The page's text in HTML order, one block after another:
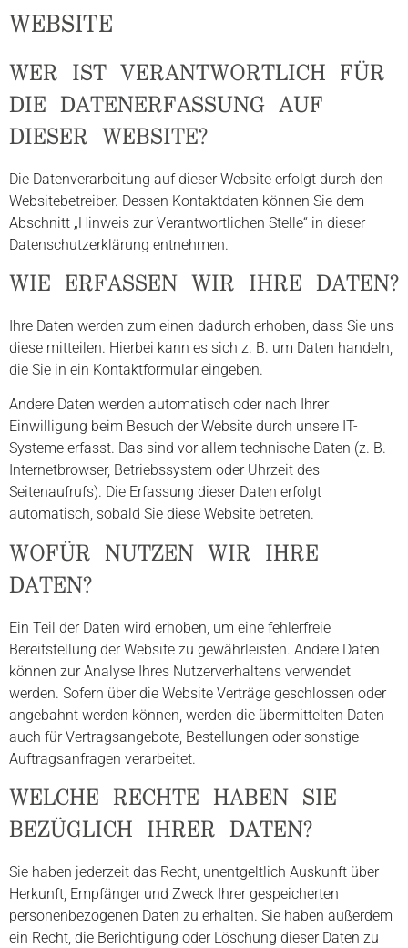
WEBSITE
WER IST VERANTWORTLICH FÜR
DIE DATENERFASSUNG AUF
DIESER WEBSITE?
Die Datenverarbeitung auf dieser Website erfolgt durch den
Websitebetreiber. Dessen Kontaktdaten können Sie dem
Abschnitt „Hinweis zur Verantwortlichen Stelle“ in dieser
Datenschutzerklärung entnehmen.
WIE ERFASSEN WIR IHRE DATEN?
Ihre Daten werden zum einen dadurch erhoben, dass Sie uns
diese mitteilen. Hierbei kann es sich z. B. um Daten handeln,
die Sie in ein Kontaktformular eingeben.
Andere Daten werden automatisch oder nach Ihrer
Einwilligung beim Besuch der Website durch unsere IT-
Systeme erfasst. Das sind vor allem technische Daten (z. B.
Internetbrowser, Betriebssystem oder Uhrzeit des
Seitenaufrufs). Die Erfassung dieser Daten erfolgt
automatisch, sobald Sie diese Website betreten.
WOFÜR NUTZEN WIR IHRE
DATEN?
Ein Teil der Daten wird erhoben, um eine fehlerfreie
Bereitstellung der Website zu gewährleisten. Andere Daten
können zur Analyse Ihres Nutzerverhaltens verwendet
werden. Sofern über die Website Verträge geschlossen oder
angebahnt werden können, werden die übermittelten Daten
auch für Vertragsangebote, Bestellungen oder sonstige
Auftragsanfragen verarbeitet.
WELCHE RECHTE HABEN SIE
BEZÜGLICH IHRER DATEN?
Sie haben jederzeit das Recht, unentgeltlich Auskunft über
Herkunft, Empfänger und Zweck Ihrer gespeicherten
personenbezogenen Daten zu erhalten. Sie haben außerdem
ein Recht, die Berichtigung oder Löschung dieser Daten zu